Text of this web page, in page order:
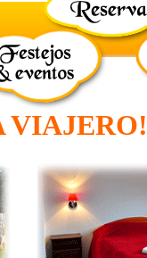
VIAJERO!